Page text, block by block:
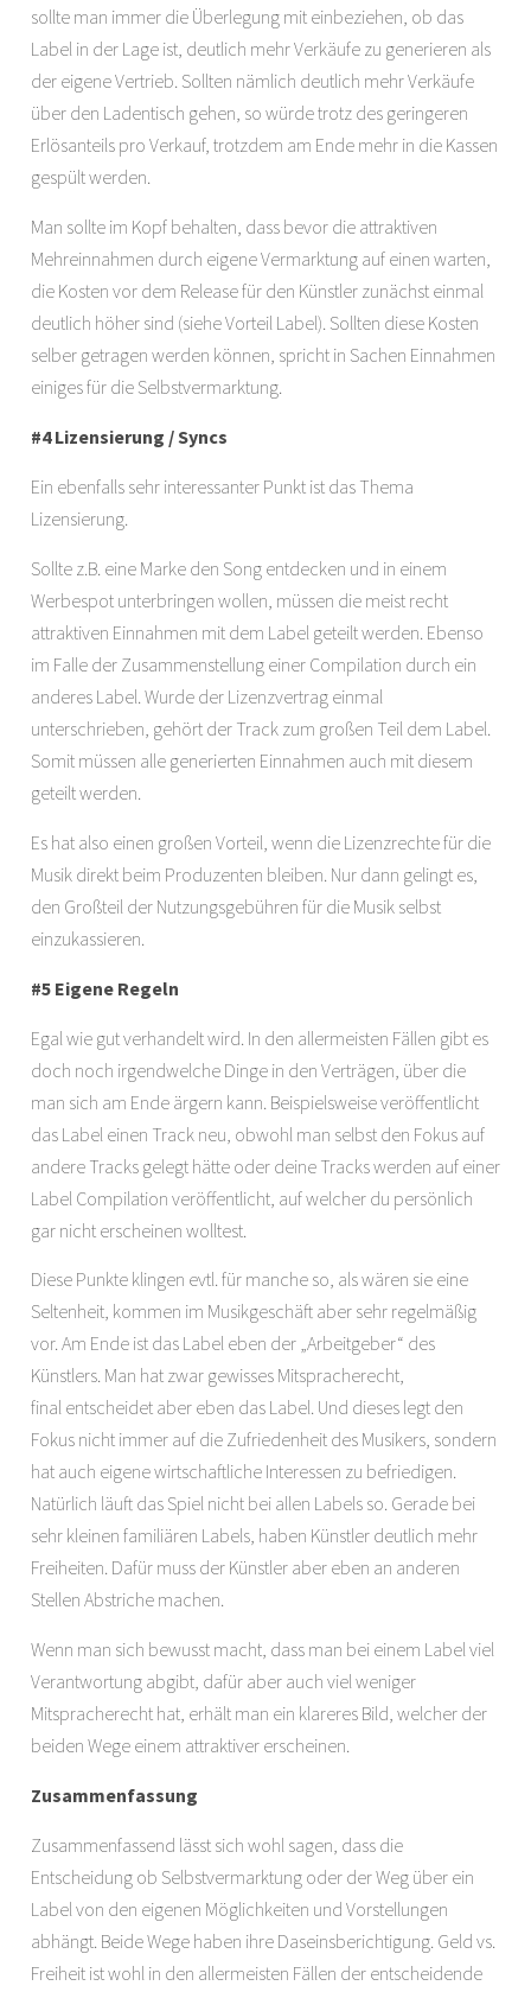
sollte man immer die Überlegung mit einbeziehen, ob das
Label in der Lage ist, deutlich mehr Verkäufe zu generieren als
der eigene Vertrieb. Sollten nämlich deutlich mehr Verkäufe
über den Ladentisch gehen, so würde trotz des geringeren
Erlösanteils pro Verkauf, trotzdem am Ende mehr in die Kassen
gespült werden.
Man sollte im Kopf behalten, dass bevor die attraktiven
Mehreinnahmen durch eigene Vermarktung auf einen warten,
die Kosten vor dem Release für den Künstler zunächst einmal
deutlich höher sind (siehe Vorteil Label). Sollten diese Kosten
selber getragen werden können, spricht in Sachen Einnahmen
einiges für die Selbstvermarktung.
#4 Lizensierung / Syncs
Ein ebenfalls sehr interessanter Punkt ist das Thema
Lizensierung.
Sollte z.B. eine Marke den Song entdecken und in einem
Werbespot unterbringen wollen, müssen die meist recht
attraktiven Einnahmen mit dem Label geteilt werden. Ebenso
im Falle der Zusammenstellung einer Compilation durch ein
anderes Label. Wurde der Lizenzvertrag einmal
unterschrieben, gehört der Track zum großen Teil dem Label.
Somit müssen alle generierten Einnahmen auch mit diesem
geteilt werden.
Es hat also einen großen Vorteil, wenn die Lizenzrechte für die
Musik direkt beim Produzenten bleiben. Nur dann gelingt es,
den Großteil der Nutzungsgebühren für die Musik selbst
einzukassieren.
#5 Eigene Regeln
Egal wie gut verhandelt wird. In den allermeisten Fällen gibt es
doch noch irgendwelche Dinge in den Verträgen, über die
man sich am Ende ärgern kann. Beispielsweise veröffentlicht
das Label einen Track neu, obwohl man selbst den Fokus auf
andere Tracks gelegt hätte oder deine Tracks werden auf einer
Label Compilation veröffentlicht, auf welcher du persönlich
gar nicht erscheinen wolltest.
Diese Punkte klingen evtl. für manche so, als wären sie eine
Seltenheit, kommen im Musikgeschäft aber sehr regelmäßig
vor. Am Ende ist das Label eben der „Arbeitgeber“ des
Künstlers. Man hat zwar gewisses Mitspracherecht,
final entscheidet aber eben das Label. Und dieses legt den
Fokus nicht immer auf die Zufriedenheit des Musikers, sondern
hat auch eigene wirtschaftliche Interessen zu befriedigen.
Natürlich läuft das Spiel nicht bei allen Labels so. Gerade bei
sehr kleinen familiären Labels, haben Künstler deutlich mehr
Freiheiten. Dafür muss der Künstler aber eben an anderen
Stellen Abstriche machen.
Wenn man sich bewusst macht, dass man bei einem Label viel
Verantwortung abgibt, dafür aber auch viel weniger
Mitspracherecht hat, erhält man ein klareres Bild, welcher der
beiden Wege einem attraktiver erscheinen.
Zusammenfassung
Zusammenfassend lässt sich wohl sagen, dass die
Entscheidung ob Selbstvermarktung oder der Weg über ein
Label von den eigenen Möglichkeiten und Vorstellungen
abhängt. Beide Wege haben ihre Daseinsberichtigung. Geld vs.
Freiheit ist wohl in den allermeisten Fällen der entscheidende